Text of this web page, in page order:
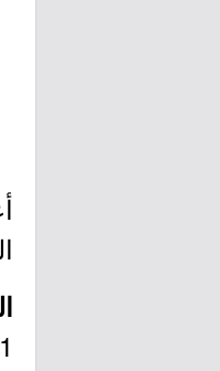
1- أخصائي متقدم التحليل الرقمي والاستجابة للحوادث.